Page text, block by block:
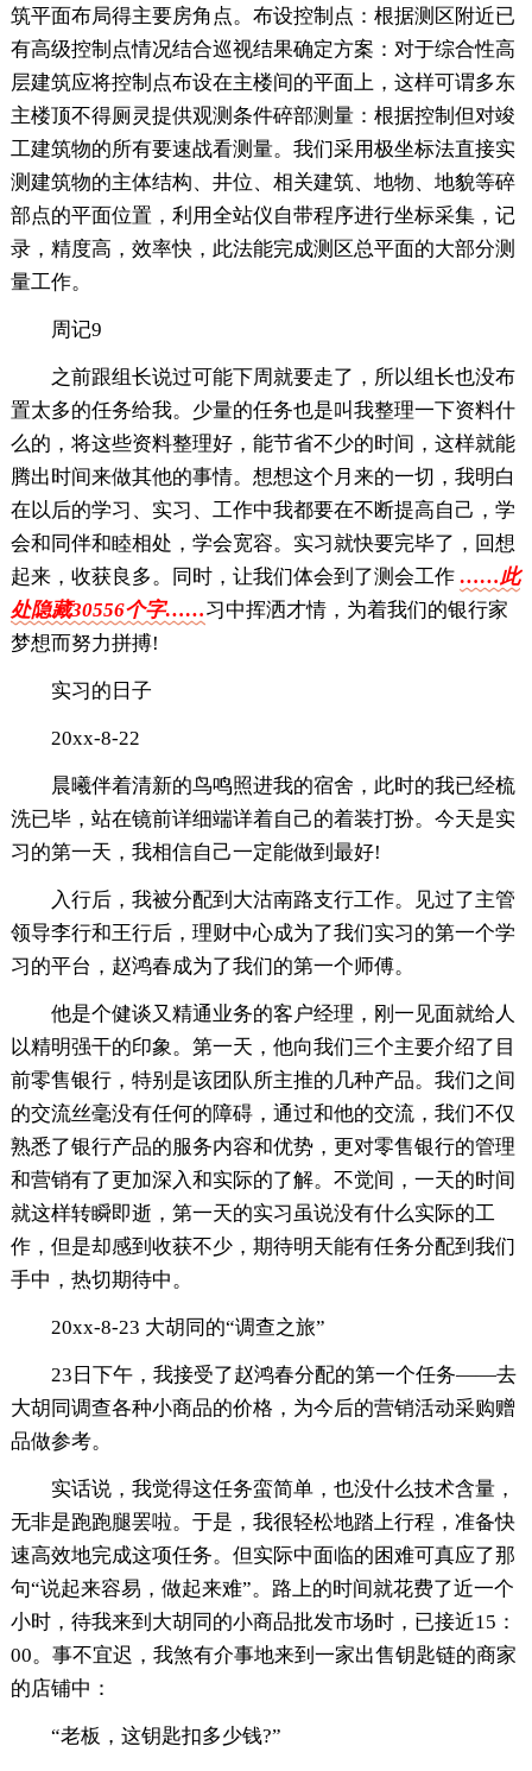
筑平面布局得主要房角点。布设控制点：根据测区附近已
有高级控制点情况结合巡视结果确定方案：对于综合性高
层建筑应将控制点布设在主楼间的平面上，这样可谓多东
主楼顶不得厕灵提供观测条件碎部测量：根据控制但对竣
工建筑物的所有要速战看测量。我们采用极坐标法直接实
测建筑物的主体结构、井位、相关建筑、地物、地貌等碎
部点的平面位置，利用全站仪自带程序进行坐标采集，记
录，精度高，效率快，此法能完成测区总平面的大部分测
量工作。
周记9
之前跟组长说过可能下周就要走了，所以组长也没布
置太多的任务给我。少量的任务也是叫我整理一下资料什
么的，将这些资料整理好，能节省不少的时间，这样就能
腾出时间来做其他的事情。想想这个月来的一切，我明白
在以后的学习、实习、工作中我都要在不断提高自己，学
会和同伴和睦相处，学会宽容。实习就快要完毕了，回想
起来，收获良多。同时，让我们体会到了测会工作 ……此
处隐藏30556个字……习中挥洒才情，为着我们的银行家
梦想而努力拼搏!
实习的日子
20xx-8-22
晨曦伴着清新的鸟鸣照进我的宿舍，此时的我已经梳
洗已毕，站在镜前详细端详着自己的着装打扮。今天是实
习的第一天，我相信自己一定能做到最好!
入行后，我被分配到大沽南路支行工作。见过了主管
领导李行和王行后，理财中心成为了我们实习的第一个学
习的平台，赵鸿春成为了我们的第一个师傅。
他是个健谈又精通业务的客户经理，刚一见面就给人
以精明强干的印象。第一天，他向我们三个主要介绍了目
前零售银行，特别是该团队所主推的几种产品。我们之间
的交流丝毫没有任何的障碍，通过和他的交流，我们不仅
熟悉了银行产品的服务内容和优势，更对零售银行的管理
和营销有了更加深入和实际的了解。不觉间，一天的时间
就这样转瞬即逝，第一天的实习虽说没有什么实际的工
作，但是却感到收获不少，期待明天能有任务分配到我们
手中，热切期待中。
20xx-8-23 大胡同的“调查之旅”
23日下午，我接受了赵鸿春分配的第一个任务——去
大胡同调查各种小商品的价格，为今后的营销活动采购赠
品做参考。
实话说，我觉得这任务蛮简单，也没什么技术含量，
无非是跑跑腿罢啦。于是，我很轻松地踏上行程，准备快
速高效地完成这项任务。但实际中面临的困难可真应了那
句“说起来容易，做起来难”。路上的时间就花费了近一个
小时，待我来到大胡同的小商品批发市场时，已接近15：
00。事不宜迟，我煞有介事地来到一家出售钥匙链的商家
的店铺中：
“老板，这钥匙扣多少钱?”